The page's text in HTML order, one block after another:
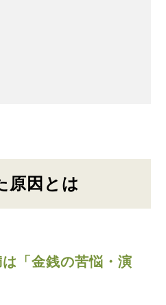
原因とは
「金銭の苦悩・演